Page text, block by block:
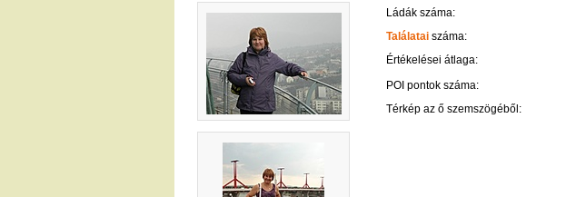
Ládák száma:
Találatai száma:
Értékelései átlaga:
POI pontok száma:
Térkép az ő szemszögéből: